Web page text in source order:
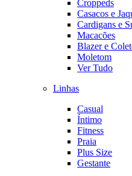
Croppeds
Casacos e
Cardigans e
Macacões
Blazer e
Moletom
Ver Tudo
Linhas
Casual
Íntimo
Fitness
Praia
Plus Size
Gestante